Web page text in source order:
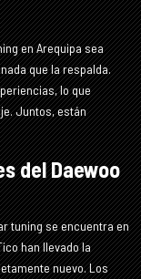
en Arequipa sea
que la respalda.
lo que
Juntos, están
del Daewoo
tuning se encuentra en
han llevado la
nuevo. Los